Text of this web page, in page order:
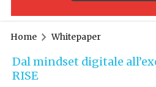
Home Whitepaper
Dal mindset digitale
RISE